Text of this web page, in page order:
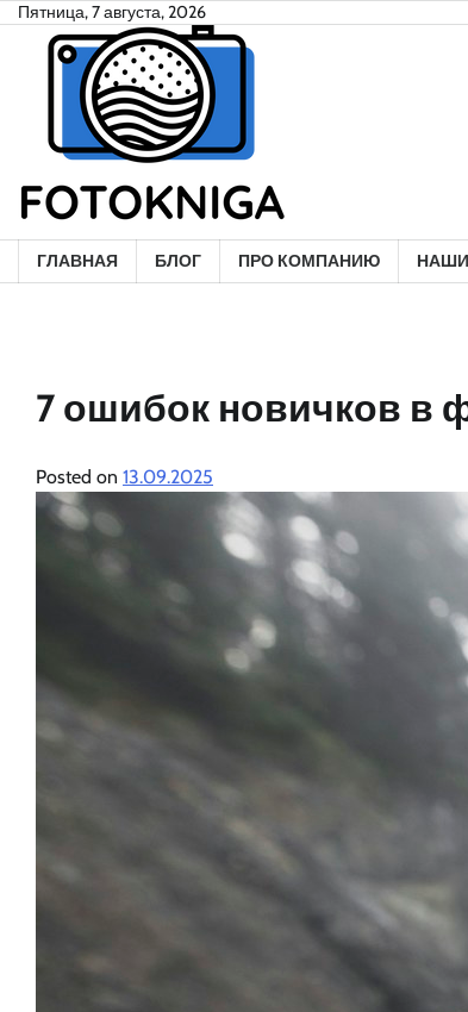
SkipПятница, 7 августа, 2026
ГЛАВНАЯ БЛОГ ПРО КОМПАНИЮ
7 ошибок новичков в
Posted on 13.09.2025